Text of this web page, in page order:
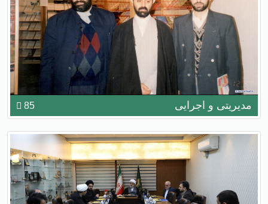
مدیریتی و اجرایی 85